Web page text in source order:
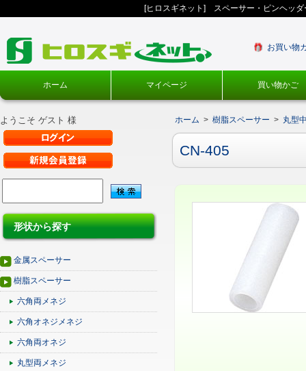
[ヒロスギネット] スペーサー・ピンヘッ
お買い物
ホーム マイページ 買い物かご
ようこそ ゲスト 様
形状から探す
金属スペーサー
樹脂スペーサー
六角両メネジ
六角オネジメネジ
六角両オネジ
丸型両メネジ
ホーム > 樹脂スペーサー > 丸型
CN-405